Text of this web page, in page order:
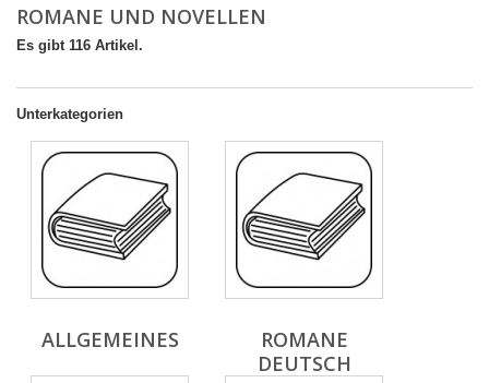
ROMANE UND NOVELLEN
Es gibt 116 Artikel.
Unterkategorien
ALLGEMEINES
ROMANE
DEUTSCH